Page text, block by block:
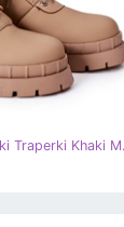
Big